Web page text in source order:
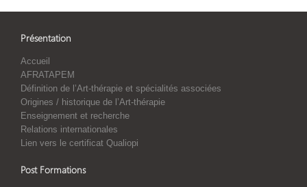
Présentation
Accueil
AFRATAPEM
Définition de l’Art-thérapie et spécialités associées
Origines / historique de l’Art-thérapie
Enseignement et recherche
Relations internationales
Lien vers le certificat Qualiopi
Post Formations